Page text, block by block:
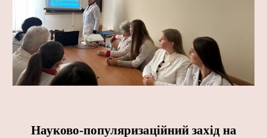
Науково-популяризаційний захід на